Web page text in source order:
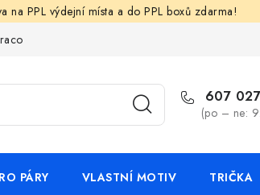
na PPL výdejní místa a do PPL boxů zdarma!
ochrany osobních údajů
607
(po – ne:
PÁRY VLASTNÍ MOTIV TRIČKA